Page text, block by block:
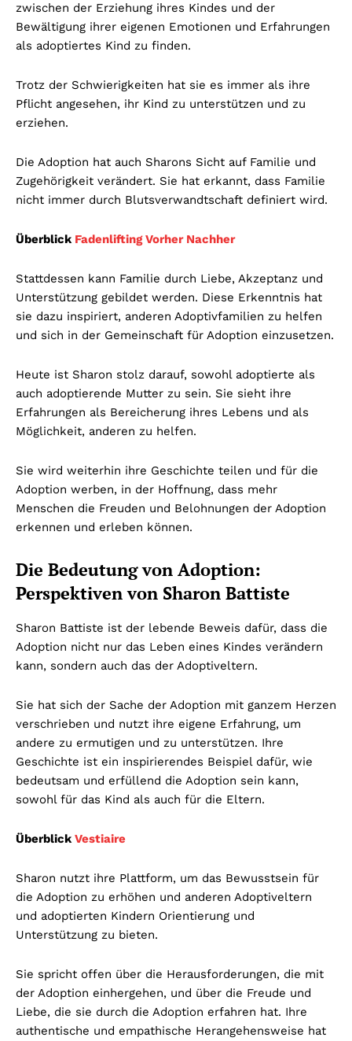
zwischen der Erziehung ihres Kindes und der
Bewältigung ihrer eigenen Emotionen und Erfahrungen
als adoptiertes Kind zu finden.
Trotz der Schwierigkeiten hat sie es immer als ihre
Pflicht angesehen, ihr Kind zu unterstützen und zu
erziehen.
Die Adoption hat auch Sharons Sicht auf Familie und
Zugehörigkeit verändert. Sie hat erkannt, dass Familie
nicht immer durch Blutsverwandtschaft definiert wird.
Überblick Fadenlifting Vorher Nachher
Stattdessen kann Familie durch Liebe, Akzeptanz und
Unterstützung gebildet werden. Diese Erkenntnis hat
sie dazu inspiriert, anderen Adoptivfamilien zu helfen
und sich in der Gemeinschaft für Adoption einzusetzen.
Heute ist Sharon stolz darauf, sowohl adoptierte als
auch adoptierende Mutter zu sein. Sie sieht ihre
Erfahrungen als Bereicherung ihres Lebens und als
Möglichkeit, anderen zu helfen.
Sie wird weiterhin ihre Geschichte teilen und für die
Adoption werben, in der Hoffnung, dass mehr
Menschen die Freuden und Belohnungen der Adoption
erkennen und erleben können.
Die Bedeutung von Adoption:
Perspektiven von Sharon Battiste
Sharon Battiste ist der lebende Beweis dafür, dass die
Adoption nicht nur das Leben eines Kindes verändern
kann, sondern auch das der Adoptiveltern.
Sie hat sich der Sache der Adoption mit ganzem Herzen
verschrieben und nutzt ihre eigene Erfahrung, um
andere zu ermutigen und zu unterstützen. Ihre
Geschichte ist ein inspirierendes Beispiel dafür, wie
bedeutsam und erfüllend die Adoption sein kann,
sowohl für das Kind als auch für die Eltern.
Überblick Vestiaire
Sharon nutzt ihre Plattform, um das Bewusstsein für
die Adoption zu erhöhen und anderen Adoptiveltern
und adoptierten Kindern Orientierung und
Unterstützung zu bieten.
Sie spricht offen über die Herausforderungen, die mit
der Adoption einhergehen, und über die Freude und
Liebe, die sie durch die Adoption erfahren hat. Ihre
authentische und empathische Herangehensweise hat